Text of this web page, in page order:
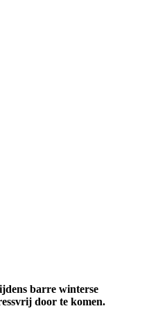
barre winterse
door te komen.